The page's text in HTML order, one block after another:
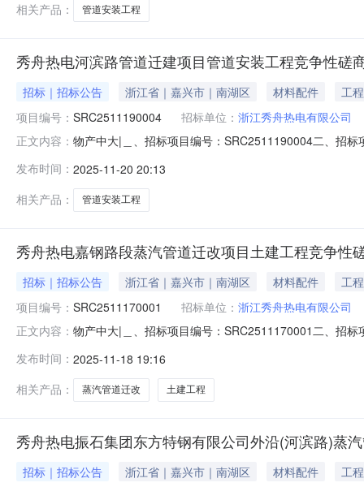
相关产品：
管道安装工程
秀舟热电河滨路管道迁建项目管道安装工程竞争性磋
招标｜招标公告 浙江省｜嘉兴市｜南湖区 材料配件
工程
项目编号： SRC2511190004 招标单位： 浙江秀舟热电有限公司
正文内容： 物产中大|＿、招标项目编号：SRC2511190004二、招
标文件截止时间：2025年11月27日（二）投标文件递交
系人：
发布时间： 2025-11-20 20:13
相关产品：
管道安装工程
秀舟热电嘉钢路段蒸汽管道迁改项目土建工程竞争性
招标｜招标公告 浙江省｜嘉兴市｜南湖区 材料配件
工程
项目编号： SRC2511170001 招标单位： 浙江秀舟热电有限公司
正文内容： 物产中大|＿、招标项目编号：SRC2511170001二、招
投标文件截止时间：2025年11月24日（二）投标文件递
联系人
发布时间： 2025-11-18 19:16
相关产品：
蒸汽管道迁改 土建工程
秀舟热电振石集团东方特钢有限公司外沿(河滨路)蒸
招标｜招标公告 浙江省｜嘉兴市｜南湖区 材料配件
工程